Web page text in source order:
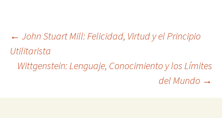
Navegación
de
entradas
← John Stuart Mill: Felicidad, Virtud y el Principio
Utilitarista
Wittgenstein: Lenguaje, Conocimiento y los Límites
del Mundo →